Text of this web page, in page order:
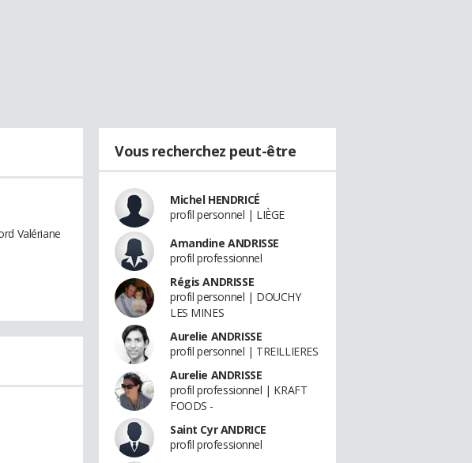
Valériane
Vous recherchez peut-être
Michel HENDRICÉ
profil personnel | LIÈGE
Amandine ANDRISSE
profil professionnel
Régis ANDRISSE
profil personnel | DOUCHY
LES MINES
Aurelie ANDRISSE
profil personnel | TREILLIERES
Aurelie ANDRISSE
profil professionnel | KRAFT
FOODS -
Saint Cyr ANDRICE
profil professionnel